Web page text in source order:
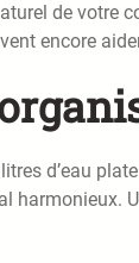
de votre
encore
d’eau
harmonieux.